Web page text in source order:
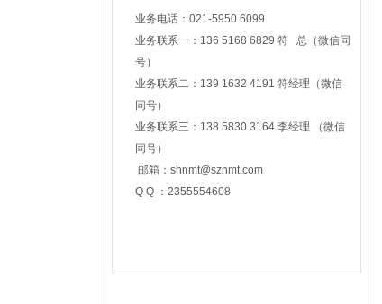
业务电话：021-5950 6099
业务联系一： 136 5168 6829 符 总 （微信同
号）
业务联系二： 139 1632 4191 符经理 （微信
同号）
业务联系三： 138 5830 3164 李经理 （微信
同号）
邮箱： shnmt@sznmt.com
Q Q ：2355554608